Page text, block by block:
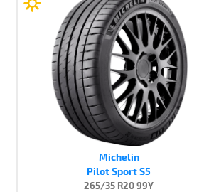
Michelin
Pilot Sport S5
265/35 R20 99Y